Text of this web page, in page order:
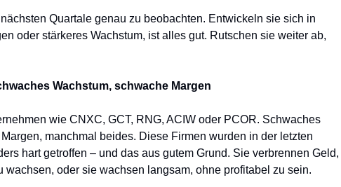
Quartale genau zu beobachten. Entwickeln sie sich in
oder stärkeres Wachstum, ist alles gut. Rutschen sie weiter ab,
Wachstum, schwache Margen
wie CNXC, GCT, RNG, ACIW oder PCOR. Schwaches
manchmal beides. Diese Firmen wurden in der letzten
hart getroffen – und das aus gutem Grund. Sie verbrennen Geld,
wachsen, oder sie wachsen langsam, ohne profitabel zu sein.